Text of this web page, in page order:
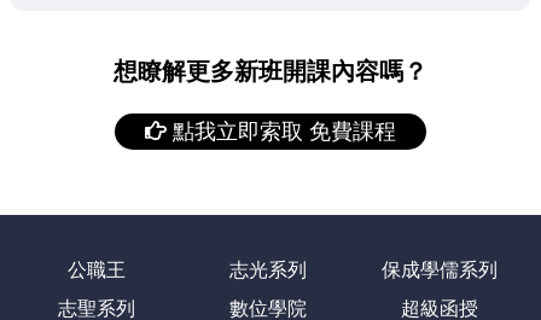
想瞭解更多新班開課內容嗎？
點我立即索取 免費課程
公職王 志光系列
保成學儒系列
志聖系列
數位學院 超級函授